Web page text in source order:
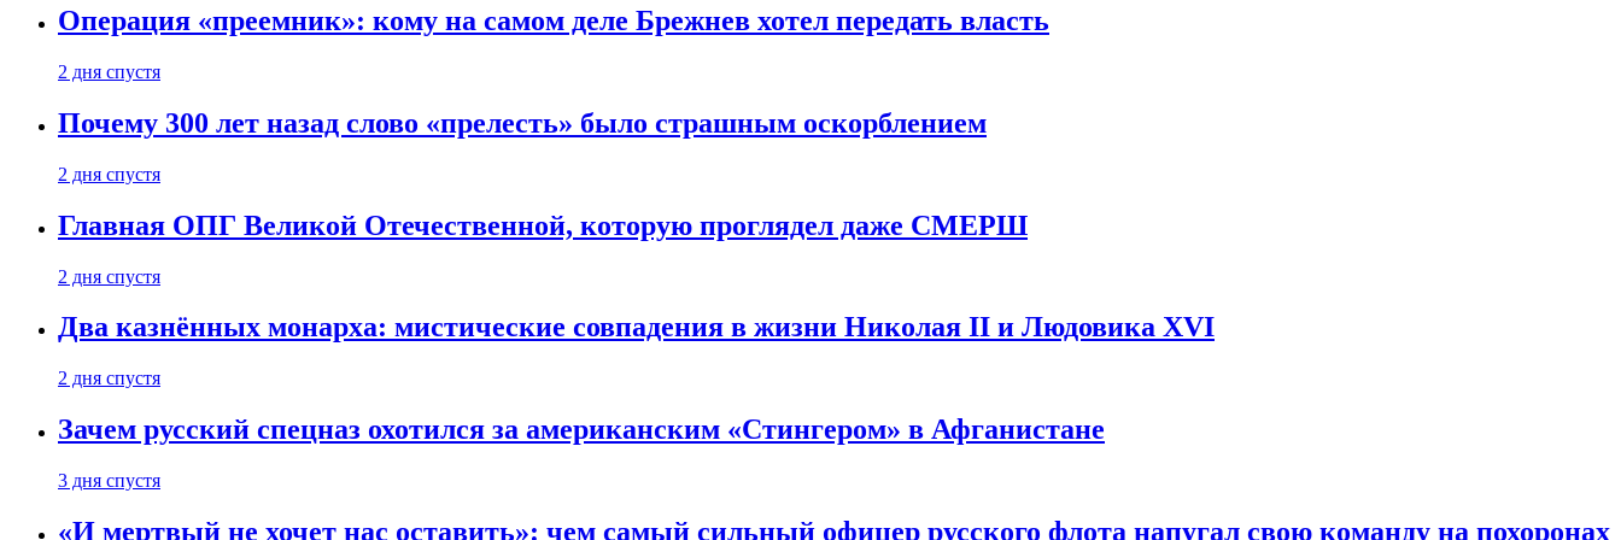
Операция «преемник»: кому на самом деле Брежнев хотел передать власть
2 дня спустя
Почему 300 лет назад слово «прелесть» было страшным оскорблением
2 дня спустя
Главная ОПГ Великой Отечественной, которую проглядел даже СМЕРШ
2 дня спустя
Два казнённых монарха: мистические совпадения в жизни Николая II и Людовика XVI
2 дня спустя
Зачем русский спецназ охотился за американским «Стингером» в Афганистане
3 дня спустя
«И мертвый не хочет нас оставить»: чем самый сильный офицер русского флота напугал свою команду на похоронах